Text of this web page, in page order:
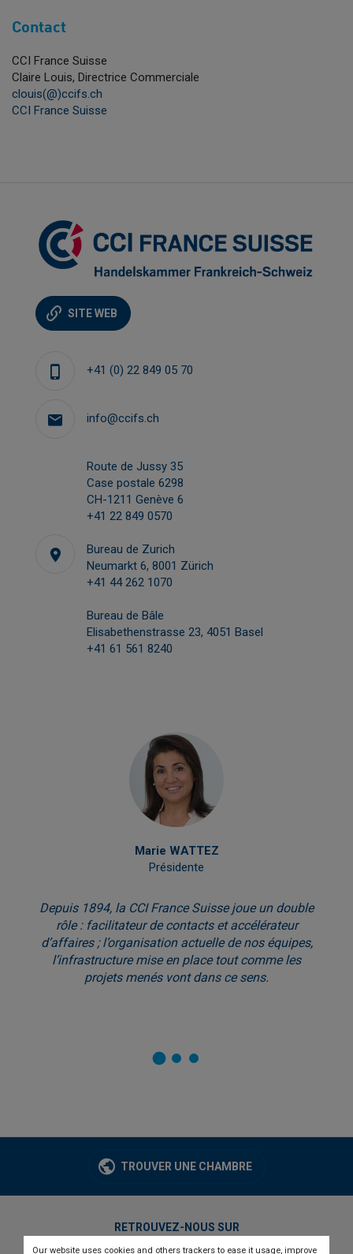
Our website uses cookies and others trackers to ease it usage, improve
Contact
CCI France Suisse
Claire Louis, Directrice Commerciale
clouis(@)ccifs.ch
CCI France Suisse
SITE WEB
+41 (0) 22 849 05 70
info@ccifs.ch
Route de Jussy 35
Case postale 6298
CH-1211 Genève 6
+41 22 849 0570
Bureau de Zurich
Neumarkt 6, 8001 Zürich
+41 44 262 1070
Bureau de Bâle
Elisabethenstrasse 23, 4051 Basel
+41 61 561 8240
Marie WATTEZ
Présidente
Depuis 1894, la CCI France Suisse joue un double
rôle : facilitateur de contacts et accélérateur
d’affaires ; l’organisation actuelle de nos équipes,
l’infrastructure mise en place tout comme les
projets menés vont dans ce sens.
TROUVER UNE CHAMBRE
RETROUVEZ-NOUS SUR